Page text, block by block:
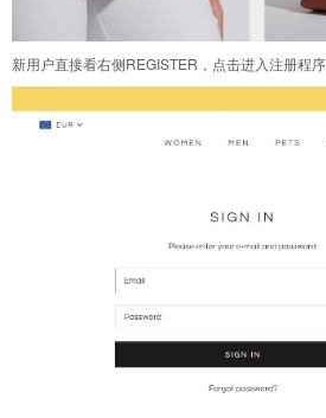
新用户直接看右侧REGISTER，点击进入注册程序